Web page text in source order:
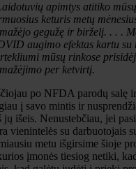
apimtys atitiko
keturis metų
gegužę ir birželį. . . .
augimo efektas kartu su
mūsų rinkose
per ketvirtį.
po NFDA parodų salę
į savo mintis ir
jų išeis. Nenustebčiau, jei
vienintelės su darbuotojais
metu išgirsime šioje
įmonės tiesiog netiki,